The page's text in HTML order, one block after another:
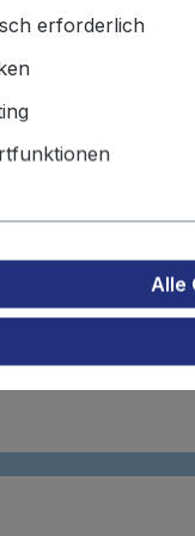
für
erforderlich
Alle